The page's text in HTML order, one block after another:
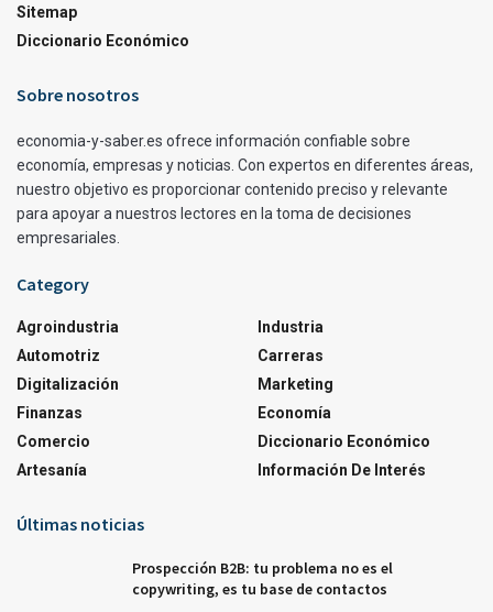
Sitemap
Diccionario Económico
Sobre nosotros
economia-y-saber.es ofrece información confiable sobre
economía, empresas y noticias. Con expertos en diferentes áreas,
nuestro objetivo es proporcionar contenido preciso y relevante
para apoyar a nuestros lectores en la toma de decisiones
empresariales.
Category
Agroindustria
Automotriz
Digitalización
Finanzas
Comercio
Artesanía
Industria
Carreras
Marketing
Economía
Diccionario Económico
Información De Interés
Últimas noticias
Prospección B2B: tu problema no es el
copywriting, es tu base de contactos